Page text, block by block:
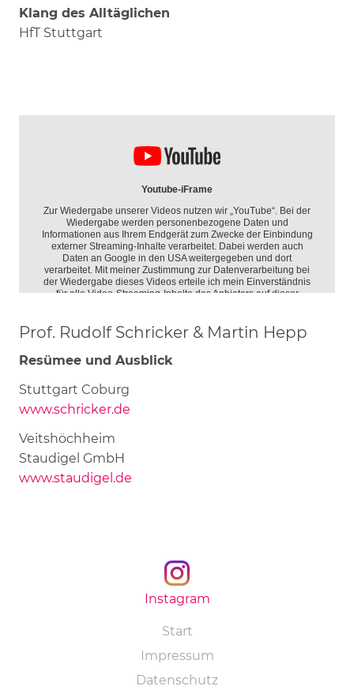
Klang des Alltäglichen
HfT Stuttgart
Prof. Rudolf Schricker & Martin Hepp
Resümee und Ausblick
Stuttgart Coburg
www.schricker.de
Veitshöchheim
Staudigel GmbH
www.staudigel.de
Instagram
Navigation
Start
Impressum
Datenschutz